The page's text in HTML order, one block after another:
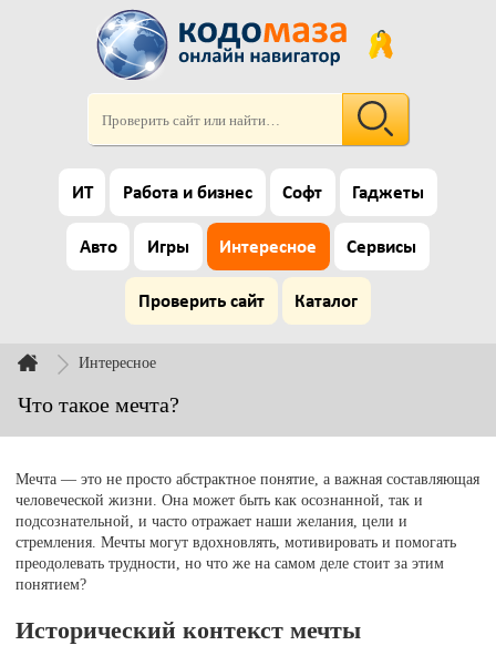
ИТ Работа и бизнес Софт Гаджеты
Авто Игры Интересное Сервисы
Проверить сайт Каталог
Интересное
Что такое мечта?
Мечта — это не просто абстрактное понятие, а важная составляющая
человеческой жизни. Она может быть как осознанной, так и
подсознательной, и часто отражает наши желания, цели и
стремления. Мечты могут вдохновлять, мотивировать и помогать
преодолевать трудности, но что же на самом деле стоит за этим
понятием?
Исторический контекст мечты